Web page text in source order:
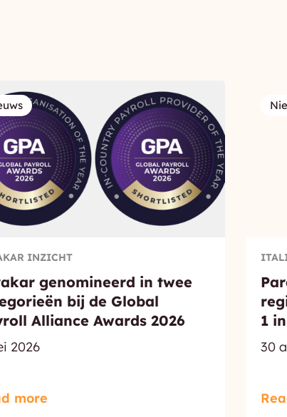
INZICHT
genomineerd in twee
bij de Global
Alliance Awards 2026
2026
more
1
30